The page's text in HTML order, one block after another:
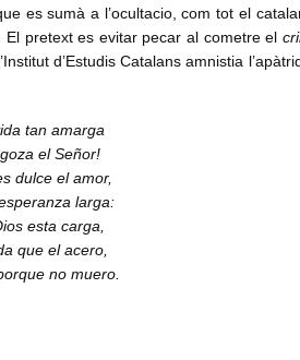
es sumà a l’ocultacio, com tot el
pretext es evitar pecar al cometre el
d’Estudis Catalans amnistia
tan amarga
el Señor!
dulce el amor,
larga:
esta carga,
que el acero,
no muero.